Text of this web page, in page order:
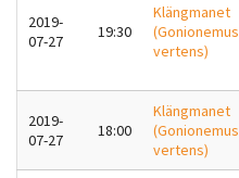
2019-
07-27
19:30
Klängmanet
(Gonionemus
vertens)
2019-
07-27
18:00
Klängmanet
(Gonionemus
vertens)